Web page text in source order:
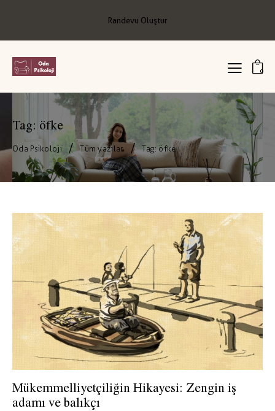
Randevu Oluştur
0
Tag: öfke
Oda Psikoloji Tüm yazılar Tag: öfke
Mükemmelliyetçiliğin Hikayesi: Zengin iş
adamı ve balıkçı